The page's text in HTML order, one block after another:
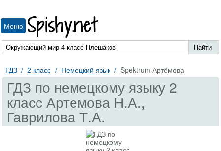
Меню Spishy.net
ГДЗ 2 класс Немецкий язык Spektrum Артёмова
ГДЗ по немецкому языку 2
класс Артемова Н.А.,
Гаврилова Т.А.